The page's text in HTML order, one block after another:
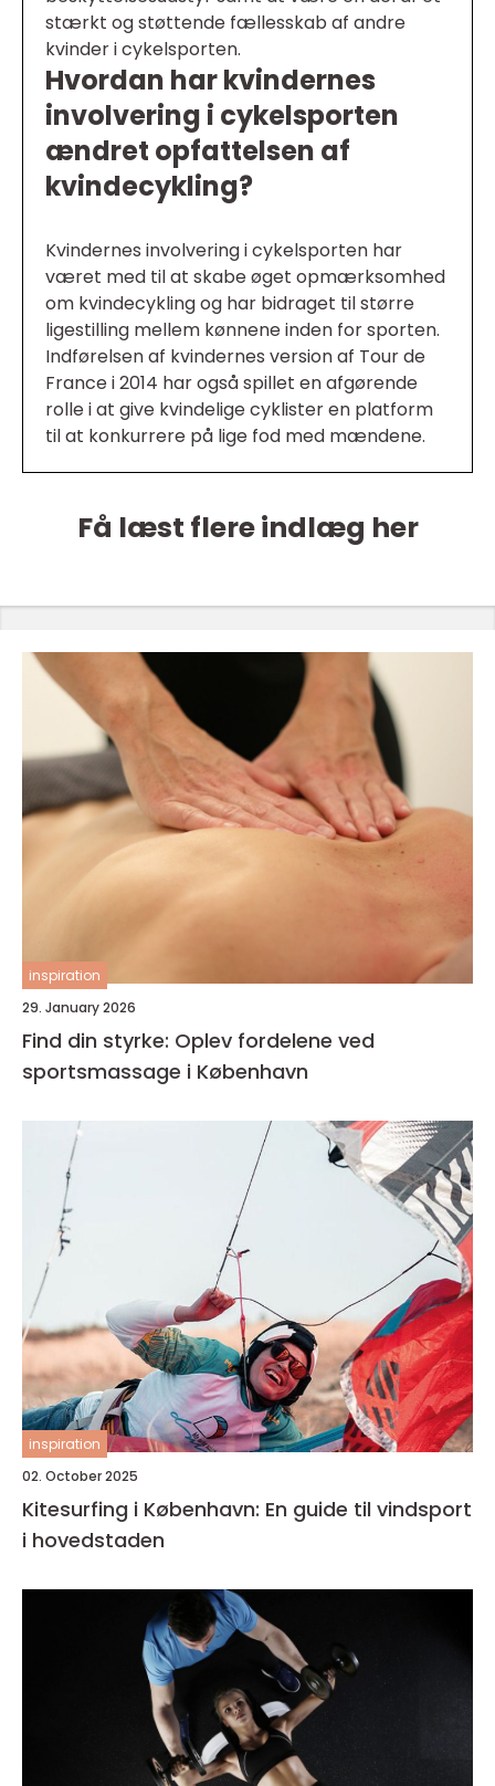
stærkt og støttende fællesskab af andre
kvinder i cykelsporten.
Hvordan har kvindernes
involvering i cykelsporten
ændret opfattelsen af
kvindecykling?
Kvindernes involvering i cykelsporten har
været med til at skabe øget opmærksomhed
om kvindecykling og har bidraget til større
ligestilling mellem kønnene inden for sporten.
Indførelsen af kvindernes version af Tour de
France i 2014 har også spillet en afgørende
rolle i at give kvindelige cyklister en platform
til at konkurrere på lige fod med mændene.
Få læst flere indlæg her
inspiration
29. January 2026
Find din styrke: Oplev fordelene ved
sportsmassage i København
inspiration
02. October 2025
Kitesurfing i København: En guide til vindsport
i hovedstaden